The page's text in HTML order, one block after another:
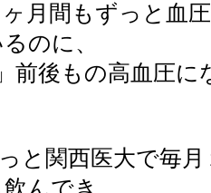
ヶ月間もずっと血
のに、
もの高血圧に
と関西医大で毎